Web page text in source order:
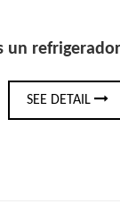
estándar?